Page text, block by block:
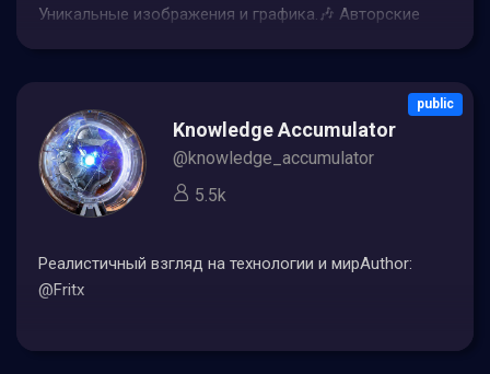
Уникальные изображения и графика.🎶 Авторские
public
Knowledge Accumulator
@knowledge_accumulator
5.5k
Реалистичный взгляд на технологии и мирAuthor:
@Fritx